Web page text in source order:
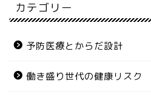
カテゴリー
予防医療とからだ設計
働き盛り世代の健康リスク